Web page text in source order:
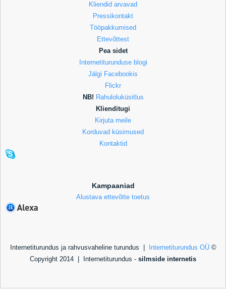
Kliendid arvavad
Pressikontakt
Tööpakkumised
Ettevõttest
Pea sidet
Internetiturunduse blogi
Jälgi Facebookis
Flickr
NB! Rahuloluküsitlus
Klienditugi
Kirjuta meile
Korduvad küsimused
Kontaktid
Kampaaniad
Alustava ettevõtte toetus
Internetiturundus ja rahvusvaheline turundus | Internetiturundus OÜ©
Copyright 2014 |
Internetiturundus - silmside internetis